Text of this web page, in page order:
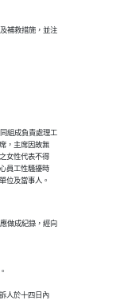
補救措施，並注
組成負責處理工
，主席因故無
女性代表不得
員工性騷擾時
做成紀錄，經向
人於十四日內